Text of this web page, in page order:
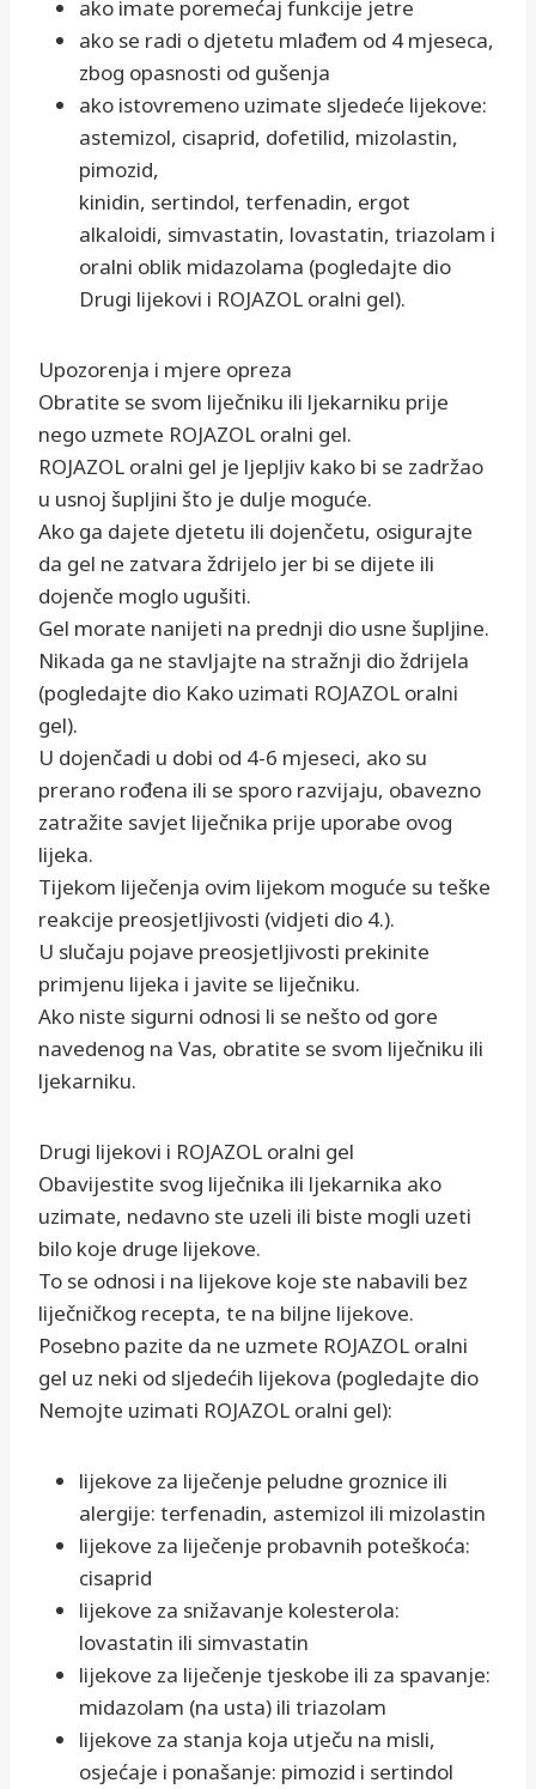
ako imate poremećaj funkcije jetre
ako se radi o djetetu mlađem od 4 mjeseca,
zbog opasnosti od gušenja
ako istovremeno uzimate sljedeće lijekove:
astemizol, cisaprid, dofetilid, mizolastin,
pimozid,
kinidin, sertindol, terfenadin, ergot
alkaloidi, simvastatin, lovastatin, triazolam i
oralni oblik midazolama (pogledajte dio
Drugi lijekovi i ROJAZOL oralni gel).
Upozorenja i mjere opreza
Obratite se svom liječniku ili ljekarniku prije
nego uzmete ROJAZOL oralni gel.
ROJAZOL oralni gel je ljepljiv kako bi se zadržao
u usnoj šupljini što je dulje moguće.
Ako ga dajete djetetu ili dojenčetu, osigurajte
da gel ne zatvara ždrijelo jer bi se dijete ili
dojenče moglo ugušiti.
Gel morate nanijeti na prednji dio usne šupljine.
Nikada ga ne stavljajte na stražnji dio ždrijela
(pogledajte dio Kako uzimati ROJAZOL oralni
gel).
U dojenčadi u dobi od 4-6 mjeseci, ako su
prerano rođena ili se sporo razvijaju, obavezno
zatražite savjet liječnika prije uporabe ovog
lijeka.
Tijekom liječenja ovim lijekom moguće su teške
reakcije preosjetljivosti (vidjeti dio 4.).
U slučaju pojave preosjetljivosti prekinite
primjenu lijeka i javite se liječniku.
Ako niste sigurni odnosi li se nešto od gore
navedenog na Vas, obratite se svom liječniku ili
ljekarniku.
Drugi lijekovi i ROJAZOL oralni gel
Obavijestite svog liječnika ili ljekarnika ako
uzimate, nedavno ste uzeli ili biste mogli uzeti
bilo koje druge lijekove.
To se odnosi i na lijekove koje ste nabavili bez
liječničkog recepta, te na biljne lijekove.
Posebno pazite da ne uzmete ROJAZOL oralni
gel uz neki od sljedećih lijekova (pogledajte dio
Nemojte uzimati ROJAZOL oralni gel):
lijekove za liječenje peludne groznice ili
alergije: terfenadin, astemizol ili mizolastin
lijekove za liječenje probavnih poteškoća:
cisaprid
lijekove za snižavanje kolesterola:
lovastatin ili simvastatin
lijekove za liječenje tjeskobe ili za spavanje:
midazolam (na usta) ili triazolam
lijekove za stanja koja utječu na misli,
osjećaje i ponašanje: pimozid i sertindol